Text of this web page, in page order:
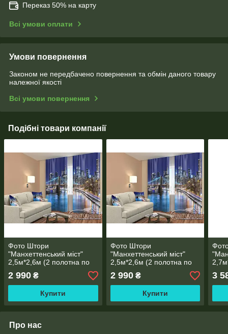
Переказ 50% на карту
Всі умови оплати
Умови повернення
Законом не передбачено повернення та обмін даного товару
належної якості
Всі умови повернення
Подібні товари компанії
Фото Штори
"Манхеттенський міст"
2,5м*2,6м (2 полотна по
2 990 ₴
Купити
Фото Штори
"Манхеттенський міст"
2,5м*2,6м (2 полотна по
2 990₴
Купити
3
Про нас